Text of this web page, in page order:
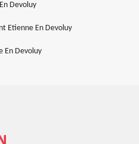
Devoluy
Etienne En Devoluy
En Devoluy